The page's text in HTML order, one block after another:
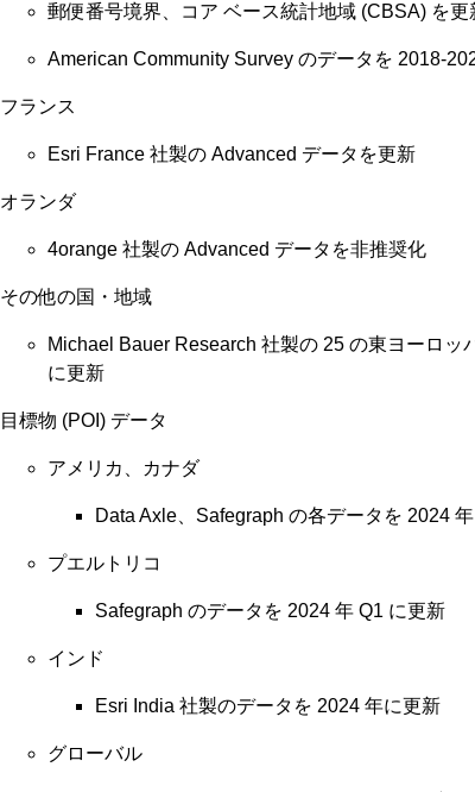
郵便番号境界、コア ベース統計地域 (CBSA) を
American Community Survey のデータを 2018-
フランス
Esri France 社製の Advanced データを更新
オランダ
4orange 社製の Advanced データを非推奨化
その他の国・地域
Michael Bauer Research 社製の 25 の東ヨーロッ
に更新
目標物 (POI) データ
アメリカ、カナダ
Data Axle、Safegraph の各データを 2024
プエルトリコ
Safegraph のデータを 2024 年 Q1 に更新
インド
Esri India 社製のデータを 2024 年に更新
グローバル